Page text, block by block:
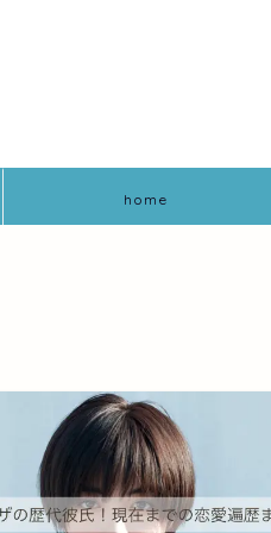
home